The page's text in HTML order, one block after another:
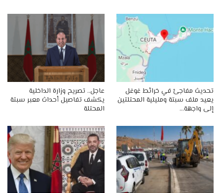
تحديث مفاجئ في خرائط غوغل
يعيد ملف سبتة ومليلية المحتلتين
إلى واجهة…
عاجل.. تصريح وزارة الداخلية
يكشف تفاصيل أحداث معبر سبتة
المحتلة